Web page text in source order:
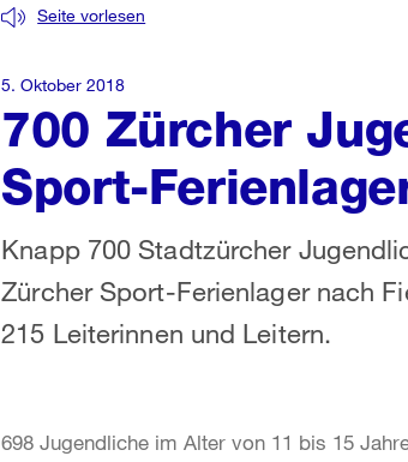
700 Zürcher
Sport-
Seite vorlesen
Knapp 700 Stadtzürcher
Zürcher Sport-Ferienlager nach
215 Leiterinnen und Leitern.
5. Oktober 2018
698 Jugendliche im Alter von 11 bis 15